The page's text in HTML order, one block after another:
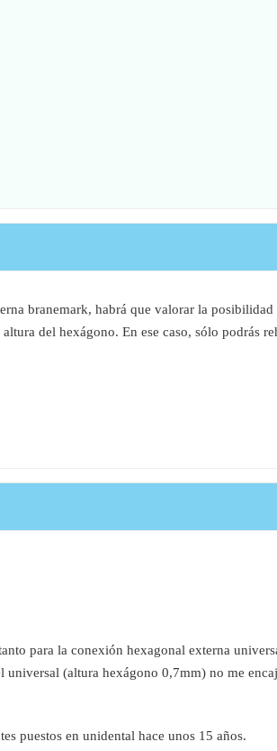
branemark, habrá que valorar la
del hexágono. En ese caso, sólo podrás
para la conexión hexagonal externa
(altura hexágono 0,7mm) no me
puestos en unidental hace unos 15 años.